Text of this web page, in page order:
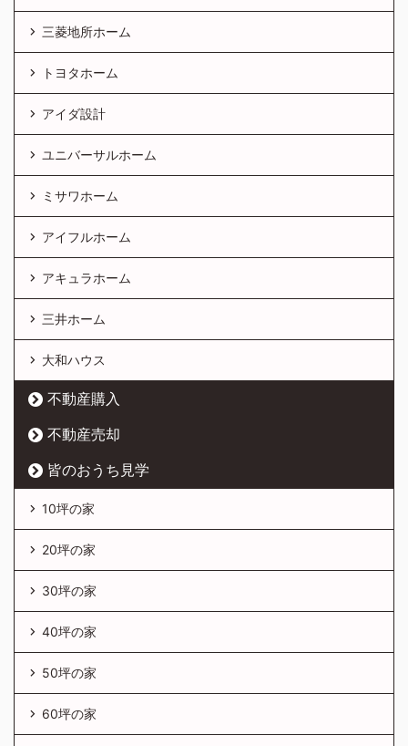
三菱地所ホーム
トヨタホーム
アイダ設計
ユニバーサルホーム
ミサワホーム
アイフルホーム
アキュラホーム
三井ホーム
大和ハウス
不動産購入
不動産売却
皆のおうち見学
10坪の家
20坪の家
30坪の家
40坪の家
50坪の家
60坪の家